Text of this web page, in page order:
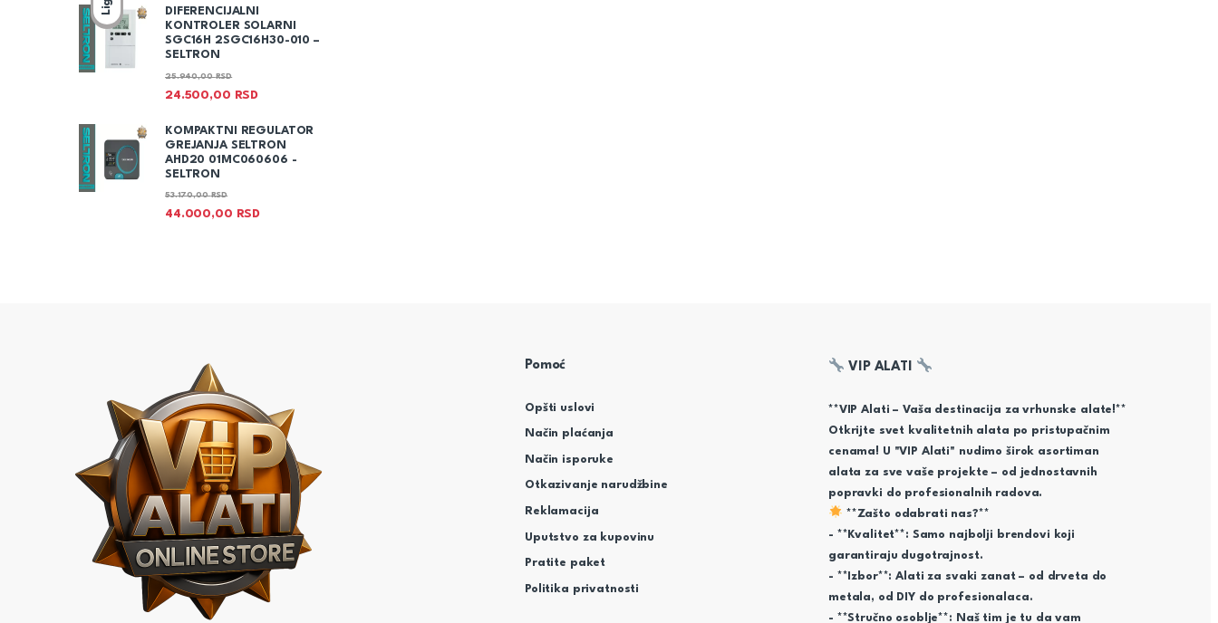
DIFERENCIJALNI
KONTROLER SOLARNI
SGC16H 2SGC16H30-010 –
SELTRON
24.500,00 RSD
25.940,00RSD
KOMPAKTNI REGULATOR
GREJANJA SELTRON
AHD20 01MC060606 -
SELTRON
44.000,00 RSD
53.170,00RSD
Pomoć
Opšti uslovi
Način plaćanja
Način isporuke
Otkazivanje narudžbine
Reklamacija
Uputstvo za kupovinu
Pratite paket
Politika privatnosti
VIP ALATI
**VIP Alati – Vaša destinacija za vrhunske alate!**
Otkrijte svet kvalitetnih alata po pristupačnim
cenama! U "VIP Alati" nudimo širok asortiman
alata za sve vaše projekte – od jednostavnih
popravki do profesionalnih radova.
**Zašto odabrati nas?**
- **Kvalitet**: Samo najbolji brendovi koji
garantiraju dugotrajnost.
- **Izbor**: Alati za svaki zanat – od drveta do
metala, od DIY do profesionalaca.
- **Stručno osoblje**: Naš tim je tu da vam